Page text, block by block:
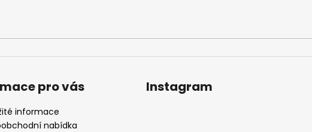
pro vás
informace
nabídka
Instagram